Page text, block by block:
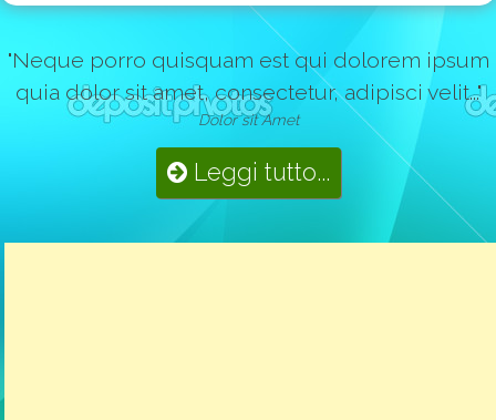
"Neque porro quisquam est qui dolorem ipsum
quia dolor sit amet, consectetur, adipisci velit..."
Dolor sit Amet
Leggi tutto...